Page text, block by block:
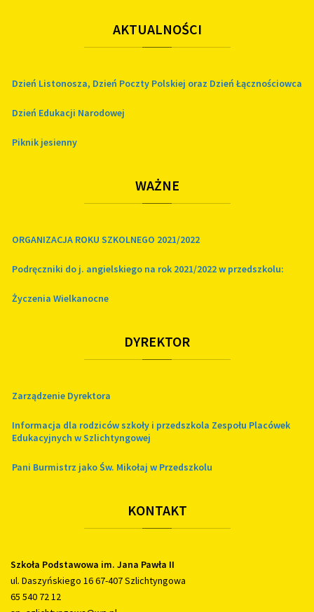
AKTUALNOŚCI
Dzień Listonosza, Dzień Poczty Polskiej oraz Dzień Łącznościowca
Dzień Edukacji Narodowej
Piknik jesienny
WAŻNE
ORGANIZACJA ROKU SZKOLNEGO 2021/2022
Podręczniki do j. angielskiego na rok 2021/2022 w przedszkolu:
Życzenia Wielkanocne
DYREKTOR
Zarządzenie Dyrektora
Informacja dla rodziców szkoły i przedszkola Zespołu Placówek
Edukacyjnych w Szlichtyngowej
Pani Burmistrz jako Św. Mikołaj w Przedszkolu
KONTAKT
Szkoła Podstawowa im. Jana Pawła II
ul. Daszyńskiego 16 67-407 Szlichtyngowa
65 540 72 12